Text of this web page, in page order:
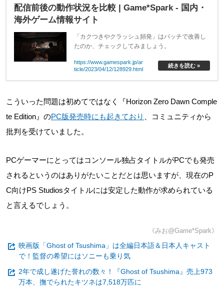
配信前後の動作状況を比較 | Game*Spark - 国内・
海外ゲーム情報サイト
「カクつきやクラッシュ頻発」はパッチで改善し
たのか、チェックしてみましょう。
https://www.gamespark.jp/ar
ticle/2023/04/12/128929.html
続きを読む »
こういった問題は初めてではなく『Horizon Zero Dawn Comple
te Edition』のPC版発売時にも起きており
、コミュニティから
批判を受けていました。
PCゲーマーにとってはコンソール独占タイトルがPCでも発売
されるというのはありがたいことだとは思いますが、現在のP
C向けPS Studiosタイトルには安定した動作が求められている
と言えるでしょう。
《みお@Game*Spark》
映画版「Ghost of Tsushima」は全編日本語＆日本人キャスト
で！監督の希望にはソニーも乗り気
2年で成し遂げた誉れの数々！『Ghost of Tsushima』売上973
万本、撫でられたキツネは7,518万匹に